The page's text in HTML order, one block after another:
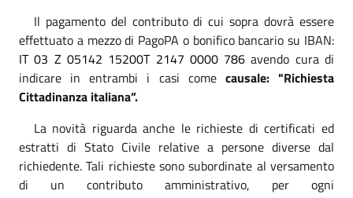
Il pagamento del contributo di cui sopra dovrà essere
effettuato a mezzo di PagoPA o bonifico bancario su IBAN:
IT 03 Z 05142 15200T 2147 0000 786avendo cura di
indicare in entrambi i casi come causale: "Richiesta
Cittadinanza italiana”.
La novità riguarda anche le richieste di certificati ed
estratti di Stato Civile relative a persone diverse dal
richiedente. Tali richieste sono subordinate al versamento
di un contributo amministrativo, per ogni